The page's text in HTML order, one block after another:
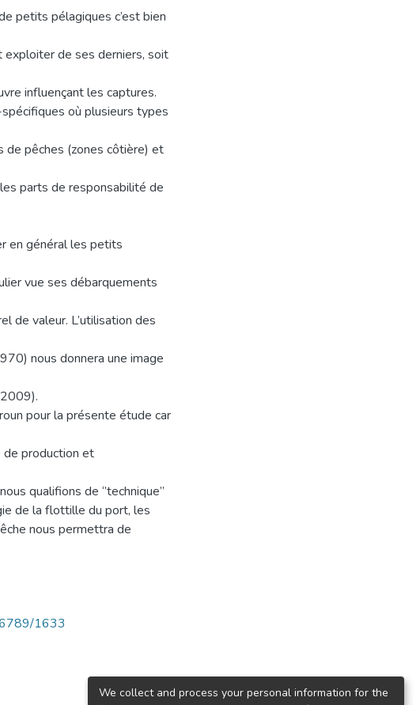
petits pélagiques c’est bien
exploiter de ses derniers, soit
influençant les captures.
où plusieurs types
de pêches (zones côtière) et
parts de responsabilité de
en général les petits
vue ses débarquements
de valeur. L’utilisation des
nous donnera une image
pour la présente étude car
production et
qualifions de ‘’technique’’
de la flottille du port, les
nous permettra de
1633
We collect and process your personal information for the